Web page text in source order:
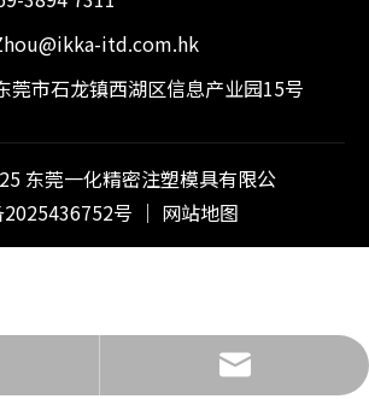
itd.com.hk
莞市石龙镇西湖区信息产业园15号
东莞一化精密注塑模具有限公
2025436752号 ｜ 网站地图